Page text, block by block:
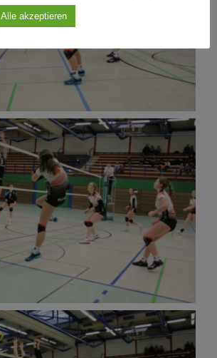
Alle akzeptieren